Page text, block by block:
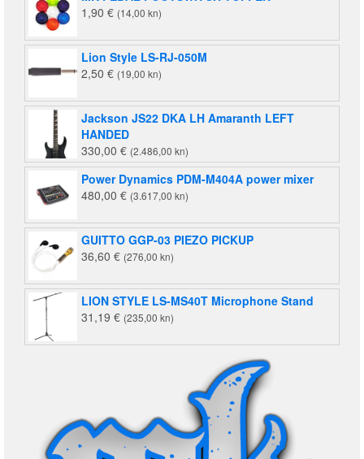
1,90 € (14,00 kn)
Lion Style LS-RJ-050M
2,50 € (19,00 kn)
Jackson JS22 DKA LH Amaranth LEFT
HANDED
330,00 € (2.486,00 kn)
Power Dynamics PDM-M404A power mixer
480,00 € (3.617,00 kn)
GUITTO GGP-03 PIEZO PICKUP
36,60 € (276,00 kn)
LION STYLE LS-MS40T Microphone Stand
31,19 € (235,00 kn)